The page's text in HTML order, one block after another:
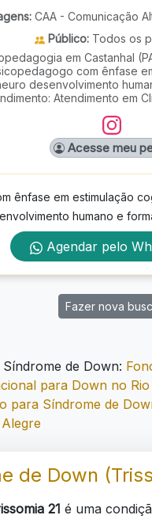
CAA - Comunicação
Público: Todos os
em Castanhal
com ênfase
desenvolvimento
Atendimento em
Acesse meu
ênfase em estimulação
humano e
Agendar pelo
Fazer nova
de Down:
para Down no
para Síndrome de
de Down
21 é uma